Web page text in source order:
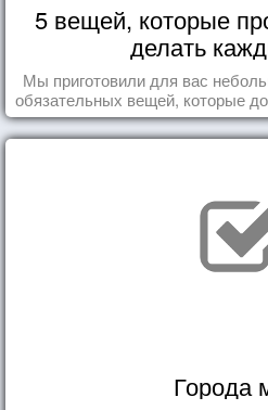
5 вещей, которые
делать
Мы приготовили для вас
обязательных вещей, которые
дня.
Города